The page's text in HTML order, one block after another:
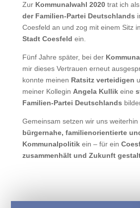
Zur Kommunalwahl 2020trat ich als
der Familien-Partei Deutschlands
Coesfeld an und zog mit einem Sitz
Stadt Coesfeld ein.
Fünf Jahre später, bei der
mir dieses Vertrauen erneut
konnte meinen Ratsitz verteidigen
meiner Kollegin Angela Kullikeine
Familien-Partei Deutschlands
Gemeinsam setzen wir uns weiterhin
bürgernahe, familienorientierte
Kommunalpolitikein – für ein
zusammenhält und Zukunft